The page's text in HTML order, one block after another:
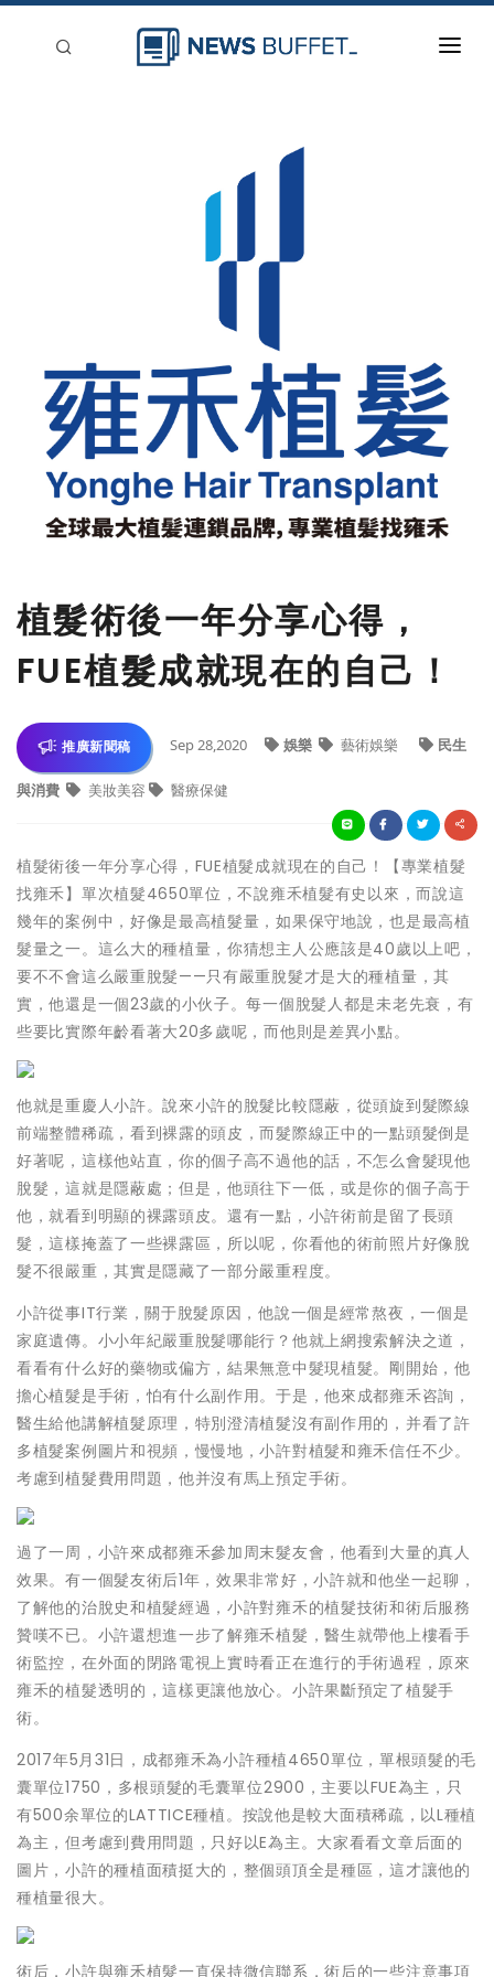
植髮術後一年分享心得，
FUE植髮成就現在的自己！
推廣新聞稿 Sep 28,2020 娛樂 藝術娛樂 民生
與消費 美妝美容 醫療保健
植髮術後一年分享心得，FUE植髮成就現在的自己！【專業植髮
找雍禾】單次植髮4650單位，不說雍禾植髮有史以來，而說這
幾年的案例中，好像是最高植髮量，如果保守地說，也是最高植
髮量之一。這么大的種植量，你猜想主人公應該是40歲以上吧，
要不不會這么嚴重脫髮——只有嚴重脫髮才是大的種植量，其
實，他還是一個23歲的小伙子。每一個脫髮人都是未老先衰，有
些要比實際年齡看著大20多歲呢，而他則是差異小點。
他就是重慶人小許。說來小許的脫髮比較隱蔽，從頭旋到髮際線
前端整體稀疏，看到裸露的頭皮，而髮際線正中的一點頭髮倒是
好著呢，這樣他站直，你的個子高不過他的話，不怎么會髮現他
脫髮，這就是隱蔽處；但是，他頭往下一低，或是你的個子高于
他，就看到明顯的裸露頭皮。還有一點，小許術前是留了長頭
髮，這樣掩蓋了一些裸露區，所以呢，你看他的術前照片好像脫
髮不很嚴重，其實是隱藏了一部分嚴重程度。
小許從事IT行業，關于脫髮原因，他說一個是經常熬夜，一個是
家庭遺傳。小小年紀嚴重脫髮哪能行？他就上網搜索解決之道，
看看有什么好的藥物或偏方，結果無意中髮現植髮。剛開始，他
擔心植髮是手術，怕有什么副作用。于是，他來成都雍禾咨詢，
醫生給他講解植髮原理，特別澄清植髮沒有副作用的，并看了許
多植髮案例圖片和視頻，慢慢地，小許對植髮和雍禾信任不少。
考慮到植髮費用問題，他并沒有馬上預定手術。
過了一周，小許來成都雍禾參加周末髮友會，他看到大量的真人
效果。有一個髮友術后1年，效果非常好，小許就和他坐一起聊，
了解他的治脫史和植髮經過，小許對雍禾的植髮技術和術后服務
贊嘆不已。小許還想進一步了解雍禾植髮，醫生就帶他上樓看手
術監控，在外面的閉路電視上實時看正在進行的手術過程，原來
雍禾的植髮透明的，這樣更讓他放心。小許果斷預定了植髮手
術。
2017年5月31日，成都雍禾為小許種植4650單位，單根頭髮的毛
囊單位1750，多根頭髮的毛囊單位2900，主要以FUE為主，只
有500余單位的LATTICE種植。按說他是較大面積稀疏，以L種植
為主，但考慮到費用問題，只好以E為主。大家看看文章后面的
圖片，小許的種植面積挺大的，整個頭頂全是種區，這才讓他的
種植量很大。
術后，小許與雍禾植髮一直保持微信聯系，術后的一些注意事項